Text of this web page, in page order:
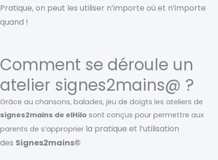
Pratique, on peut les utiliser n’importe où et n’importe
quand !
Comment se déroule un
atelier signes2mains@ ?
Grâce au chansons, balades, jeu de doigts les ateliers de
signes2mains de elHilo sont conçus pour permettre aux
parents de s’approprier la pratique et l’utilisation
des Signes2mains©